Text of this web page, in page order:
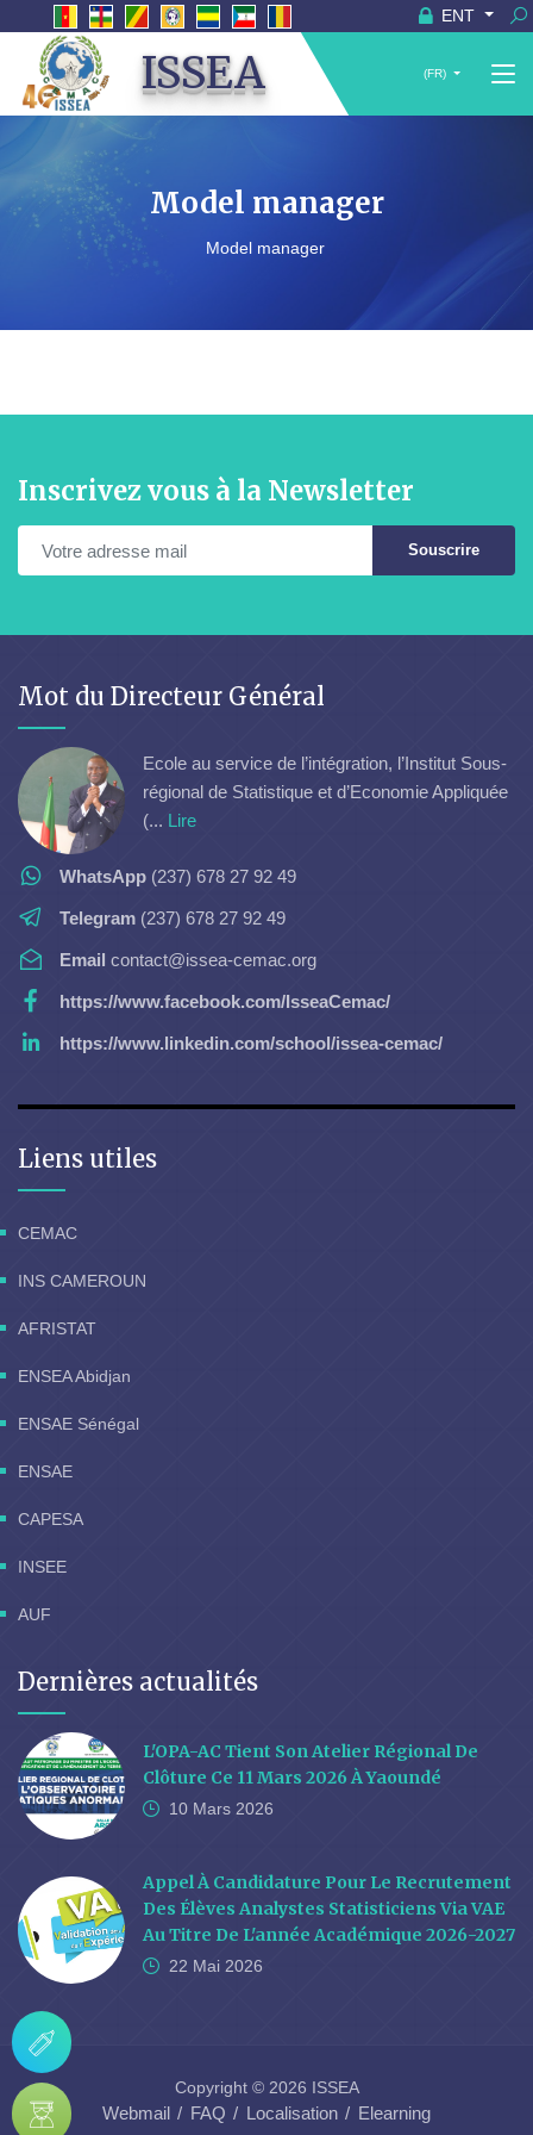
ENT
ISSEA (FR)
Model manager
Model manager
Inscrivez vous à la Newsletter
Souscrire
Mot du Directeur Général
Ecole au service de l’intégration, l’Institut Sous-
régional de Statistique et d’Economie Appliquée
(... Lire
WhatsApp (237) 678 27 92 49
Telegram (237) 678 27 92 49
Email contact@issea-cemac.org
https://www.facebook.com/IsseaCemac/
https://www.linkedin.com/school/issea-cemac/
Liens utiles
CEMAC
INS CAMEROUN
AFRISTAT
ENSEA Abidjan
ENSAE Sénégal
ENSAE
CAPESA
INSEE
AUF
Dernières actualités
L'OPA-AC Tient Son Atelier Régional De
Clôture Ce 11 Mars 2026 À Yaoundé
10 Mars 2026
Appel À Candidature Pour Le Recrutement
Des Élèves Analystes Statisticiens Via VAE
Au Titre De L'année Académique 2026-2027
22 Mai 2026
Copyright © 2026 ISSEA
Webmail FAQ Localisation Elearning